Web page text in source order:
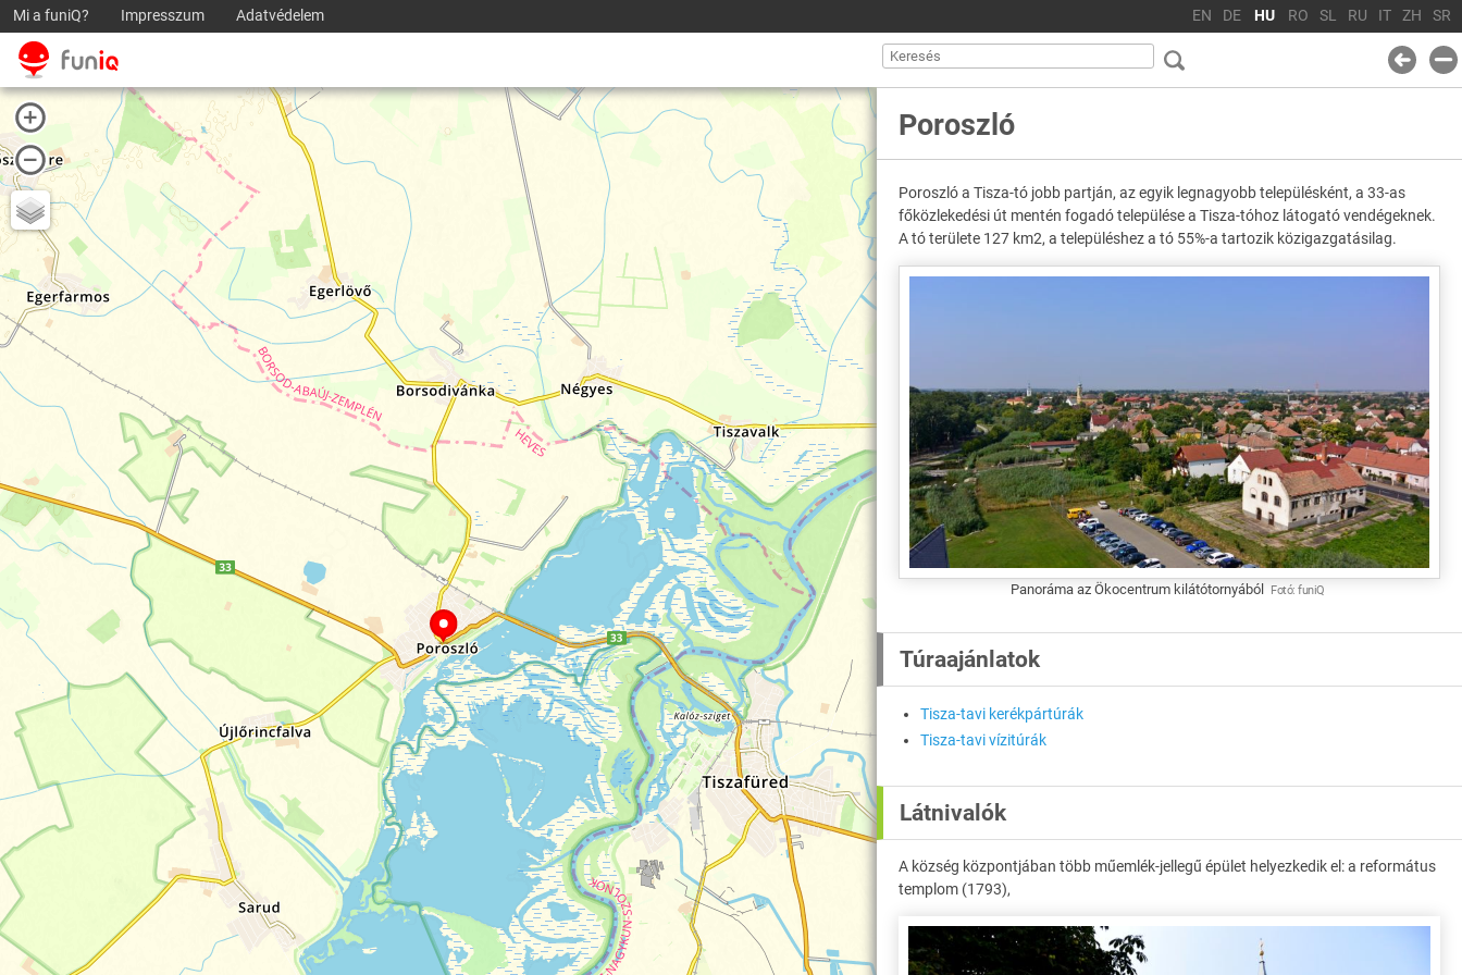
Mi a funiQ? Impresszum Adatvédelem EN DE HU RO SL RU IT ZH SR
Poroszló
Poroszló a Tisza-tó jobb partján, az egyik legnagyobb településként, a 33-as
főközlekedési út mentén fogadó települése a Tisza-tóhoz látogató vendégeknek.
A tó területe 127 km2, a településhez a tó 55%-a tartozik közigazgatásilag.
Panoráma az Ökocentrum kilátótornyából Fotó:funiQ
Túraajánlatok
Tisza-tavi kerékpártúrák
Tisza-tavi vízitúrák
Látnivalók
A község központjában több műemlék-jellegű épület helyezkedik el: a református
templom (1793),